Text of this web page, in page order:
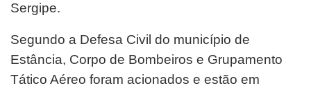
Sergipe.
Segundo a Defesa Civil do município de
Estância, Corpo de Bombeiros e Grupamento
Tático Aéreo foram acionados e estão em